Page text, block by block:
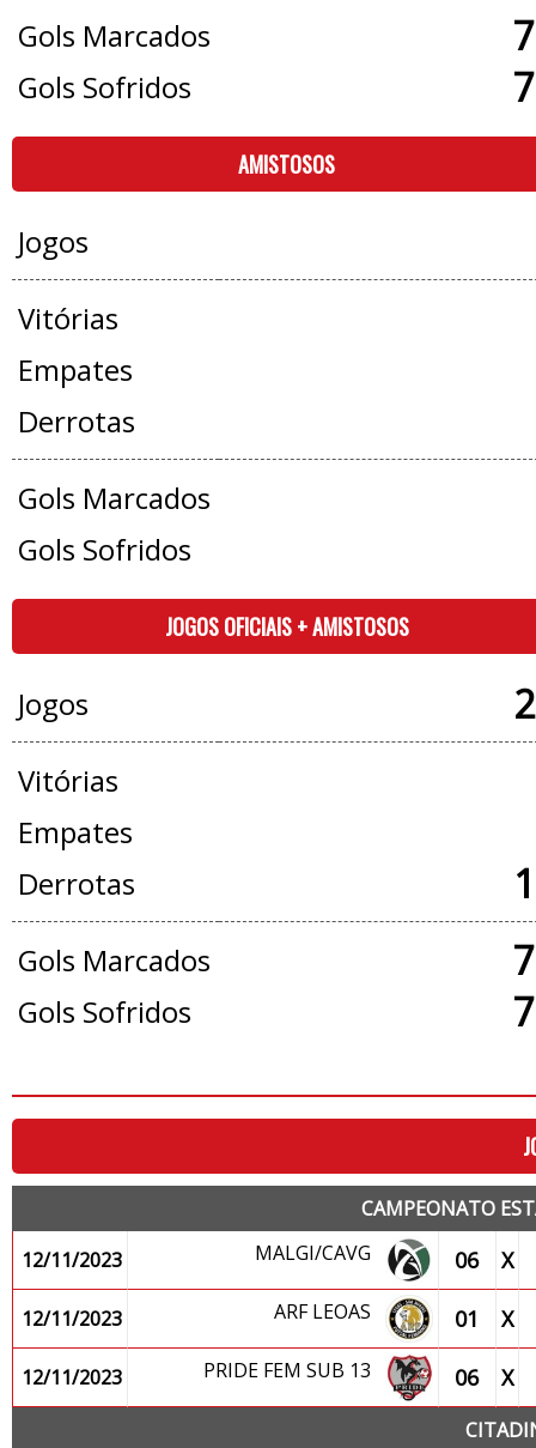
Gols Marcados
Gols Sofridos
AMISTOSOS
Jogos
Vitórias
Empates
Derrotas
Gols Marcados
Gols Sofridos
JOGOS OFICIAIS + AMISTOSOS
Jogos
Vitórias
Empates
Derrotas
Gols Marcados
Gols Sofridos
CAMPEONATO
12/11/2023
MALGI/CAVG 06 X
12/11/2023 ARF LEOAS 01 X
12/11/2023 PRIDE FEM SUB 13 06 X